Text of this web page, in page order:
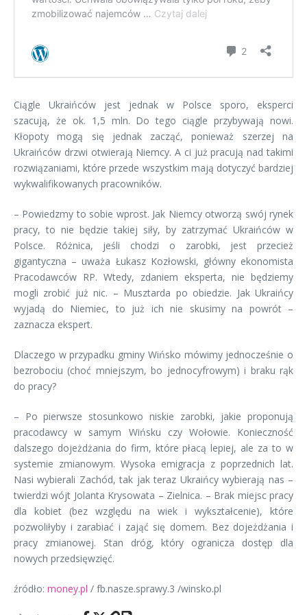
Ciągle Ukraińców jest jednak w Polsce sporo, eksperci
szacują, że ok. 1,5 mln. Do tego ciągle przybywają nowi.
Kłopoty mogą się jednak zacząć, ponieważ szerzej na
Ukraińców drzwi otwierają Niemcy. A ci już pracują nad takimi
rozwiązaniami, które przede wszystkim mają dotyczyć bardziej
wykwalifikowanych pracowników.
– Powiedzmy to sobie wprost. Jak Niemcy otworzą swój rynek
pracy, to nie będzie takiej siły, by zatrzymać Ukraińców w
Polsce. Różnica, jeśli chodzi o zarobki, jest przecież
gigantyczna – uważa Łukasz Kozłowski, główny ekonomista
Pracodawców RP. Wtedy, zdaniem eksperta, nie będziemy
mogli zrobić już nic. – Musztarda po obiedzie. Jak Ukraińcy
wyjadą do Niemiec, to już ich nie skusimy na powrót –
zaznacza ekspert.
Dlaczego w przypadku gminy Wińsko mówimy jednocześnie o
bezrobociu (choć mniejszym, bo jednocyfrowym) i braku rąk
do pracy?
– Po pierwsze stosunkowo niskie zarobki, jakie proponują
pracodawcy w samym Wińsku czy Wołowie. Konieczność
dalszego dojeżdżania do firm, które płacą lepiej, ale za to w
systemie zmianowym. Wysoka emigracja z poprzednich lat.
Nasi wybierali Zachód, tak jak teraz Ukraińcy wybierają nas –
twierdzi wójt Jolanta Krysowata – Zielnica. – Brak miejsc pracy
dla kobiet (bez względu na wiek i wykształcenie), które
pozwoliłyby i zarabiać i zająć się domem. Bez dojeżdżania i
pracy zmianowej. Stan dróg, który ogranicza dostęp dla
nowych przedsięwzięć.
źródło: money.pl / fb.nasze.sprawy.3 /winsko.pl